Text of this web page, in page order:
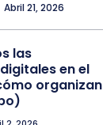
Abril 21, 2026
las
en el
organizan